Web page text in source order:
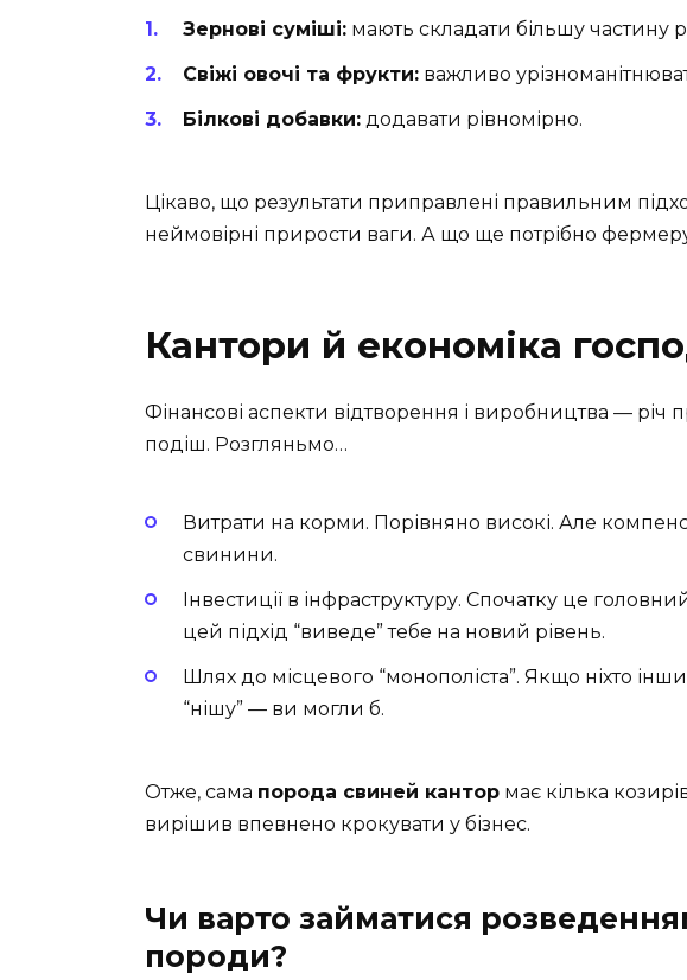
Зернові суміші: мають складати більшу частину
Свіжі овочі та фрукти: важливо
Білкові добавки: додавати рівномірно.
Цікаво, що результати приправлені правильним
неймовірні прирости ваги. А що ще потрібно
Кантори й економіка
Фінансові аспекти відтворення і виробництва — річ
подіш. Розгляньмо…
Витрати на корми. Порівняно високі. Але
свинини.
Інвестиції в інфраструктуру. Спочатку це
цей підхід “виведе” тебе на новий рівень.
Шлях до місцевого “монополіста”. Якщо ніхто
“нішу” — ви могли б.
Отже, сама порода свиней кантор має кілька
вирішив впевнено крокувати у бізнес.
Чи варто займатися
породи?